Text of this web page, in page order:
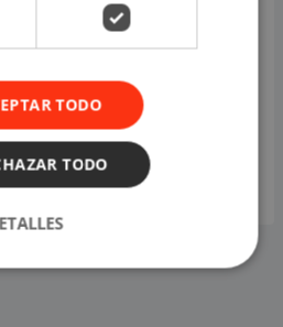
TODO
TODO